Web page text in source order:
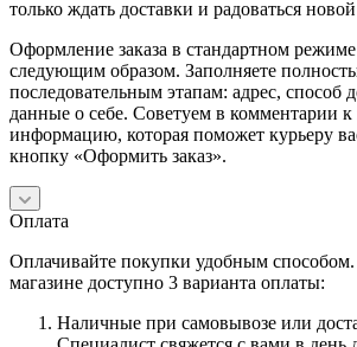
только ждать доставки и радоваться
Оформление заказа в стандартном
следующим образом. Заполняете
последовательным этапам: адрес, способ
данные о себе. Советуем в комментарии к
информацию, которая поможет курьеру
кнопку «Оформить заказ».
Оплата
Оплачивайте покупки удобным
магазине доступно 3 варианта оплаты:
Наличные при самовывозе или